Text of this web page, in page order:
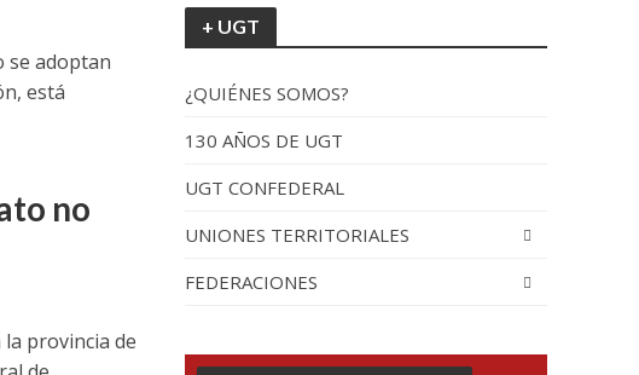
su recorrido por España
se adoptan
está
no
provincia de
+ UGT
¿QUIÉNES SOMOS?
130 AÑOS DE UGT
UGT CONFEDERAL
UNIONES TERRITORIALES
FEDERACIONES